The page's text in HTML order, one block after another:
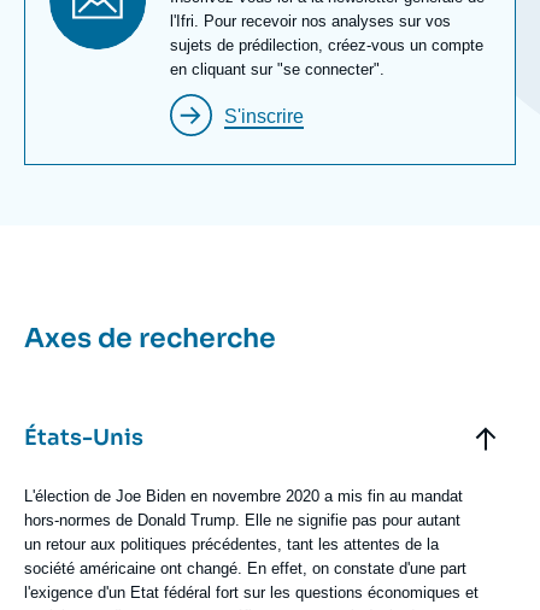
Newsletter
l'Ifri. Pour recevoir nos analyses sur vos
sujets de prédilection, créez-vous un compte
en cliquant sur "se connecter".
S'inscrire
Titre
Axes de recherche
Axes
de
Titre
de
recherche
États-Unis
Texte
Axe
de
recherche
L'élection de Joe Biden en novembre 2020 a mis fin au mandat
hors-normes de Donald Trump. Elle ne signifie pas pour autant
un retour aux politiques précédentes, tant les attentes de la
société américaine ont changé. En effet, on constate d'une part
l'exigence d'un Etat fédéral fort sur les questions économiques et